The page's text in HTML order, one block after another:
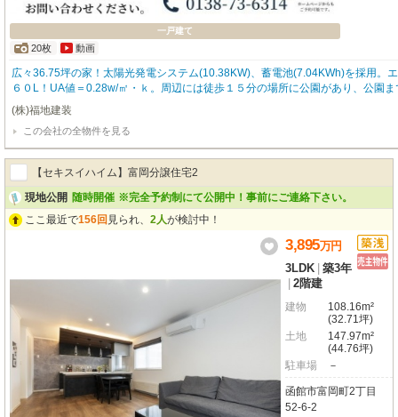
一戸建て
20枚 動画
広々36.75坪の家！太陽光発電システム(10.38KW)、蓄電池(7.04KWh)を採用。
６０L！UA値＝0.28w/㎡・ｋ。周辺には徒歩１５分の場所に公園があり、公園
ンニングコースやワンちゃんとのお散歩にもピッタリ♬又、㈱福地建装が開発
工法」を採用し、温度だけでなく湿度管理にも特化！年中快適に過ごせる環境で
(株)福地建装
この会社の全物件を見る
【セキスイハイム】富岡分譲住宅2
現地公開 随時開催 ※完全予約制にて公開中！事前にご連絡下さい。
ここ最近で156回 見られ、 2人が検討中！
3,895万円
3LDK 築3年
2階建
建物
108.16m²
(32.71坪)
土地
147.97m²
(44.76坪)
駐車場
－
函館市富岡町2丁目
52-6-2